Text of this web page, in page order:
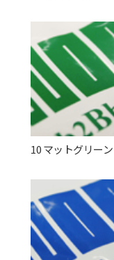
10 マットグリーン